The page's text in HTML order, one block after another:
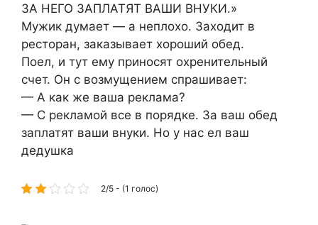
ЗА НЕГО ЗАПЛАТЯТ ВАШИ ВНУКИ.»
Мужик думает — а неплохо. Заходит в
ресторан, заказывает хороший обед.
Поел, и тут ему приносят охренительный
счет. Он с возмущением спрашивает:
— А как же ваша реклама?
— С рекламой все в порядке. За ваш обед
заплатят ваши внуки. Но у нас ел ваш
дедушка
2/5 - (1 голос)